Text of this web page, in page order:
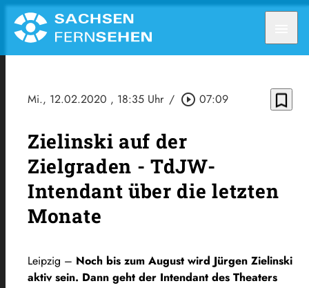
Mi., 12.02.2020 , 18:35 Uhr / play_circle_outline 07:09 bookmark_border
Zielinski auf der
Zielgraden - TdJW-
Intendant über die letzten
Monate
Leipzig – Noch bis zum August wird Jürgen Zielinski
aktiv sein. Dann geht der Intendant des Theaters